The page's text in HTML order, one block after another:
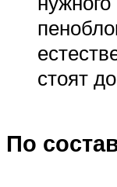
стоят
По